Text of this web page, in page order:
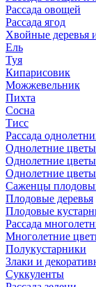
Рассада овощей
Рассада ягод
Хвойные деревья
Ель
Туя
Кипарисовик
Можжевельник
Пихта
Сосна
Тисc
Рассада
Однолетние цветы
Однолетние
Однолетние
Саженцы
Плодовые деревья
Плодовые
Рассада
Многолетние
Полукустарники
Злаки и
Суккуленты